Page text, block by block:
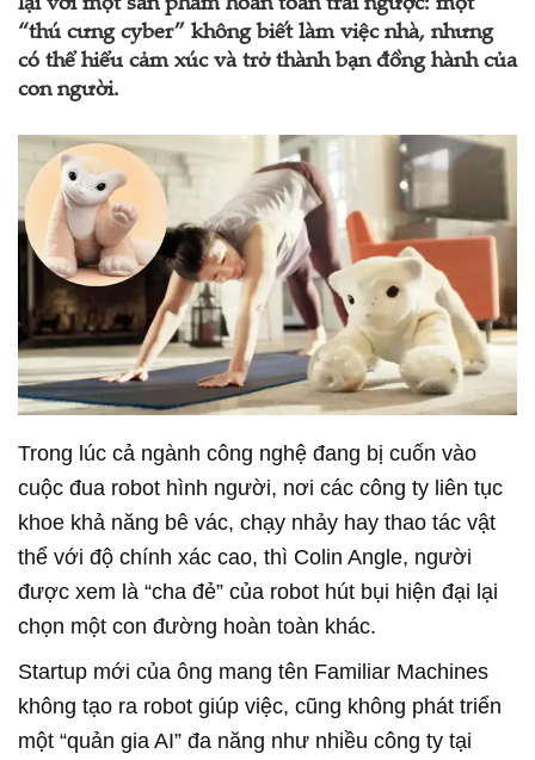
lại với một sản phẩm hoàn toàn trái ngược: một
“thú cưng cyber” không biết làm việc nhà, nhưng
có thể hiểu cảm xúc và trở thành bạn đồng hành của
con người.
Trong lúc cả ngành công nghệ đang bị cuốn vào
cuộc đua robot hình người, nơi các công ty liên tục
khoe khả năng bê vác, chạy nhảy hay thao tác vật
thể với độ chính xác cao, thì Colin Angle, người
được xem là “cha đẻ” của robot hút bụi hiện đại lại
chọn một con đường hoàn toàn khác.
Startup mới của ông mang tên Familiar Machines
không tạo ra robot giúp việc, cũng không phát triển
một “quản gia AI” đa năng như nhiều công ty tại